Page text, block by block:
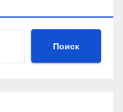
Поиск